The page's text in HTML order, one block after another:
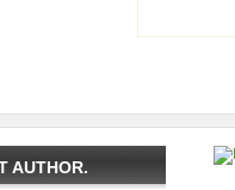
AUTHOR.